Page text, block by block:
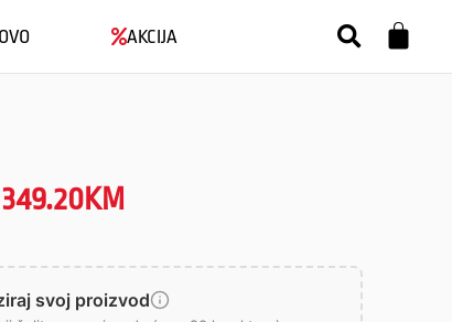
AKCIJA
349.20KM
svoj proizvod